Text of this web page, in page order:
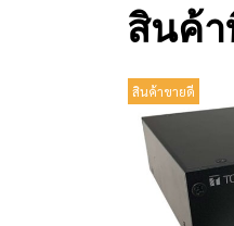
สินค้า
สินค้าขายดี